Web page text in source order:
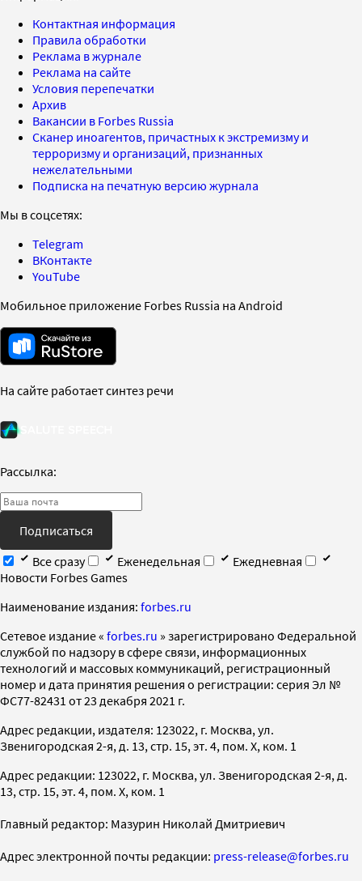
Контактная информация
Правила обработки
Реклама в журнале
Реклама на сайте
Условия перепечатки
Архив
Вакансии в Forbes Russia
Сканер иноагентов, причастных к экстремизму и
терроризму и организаций, признанных
нежелательными
Подписка на печатную версию журнала
Мы в соцсетях:
Telegram
ВКонтакте
YouTube
Мобильное приложение Forbes Russia на Android
На сайте работает синтез речи
Рассылка:
Подписаться
Все сразу
Еженедельная
Ежедневная
Новости Forbes Games
Наименование издания: forbes.ru
Cетевое издание « forbes.ru » зарегистрировано Федеральной
службой по надзору в сфере связи, информационных
технологий и массовых коммуникаций, регистрационный
номер и дата принятия решения о регистрации: серия Эл №
ФС77-82431 от 23 декабря 2021 г.
Адрес редакции, издателя: 123022, г. Москва, ул.
Звенигородская 2-я, д. 13, стр. 15, эт. 4, пом. X, ком. 1
Адрес редакции: 123022, г. Москва, ул. Звенигородская 2-я, д.
13, стр. 15, эт. 4, пом. X, ком. 1
Главный редактор: Мазурин Николай Дмитриевич
Адрес электронной почты редакции: press-release@forbes.ru